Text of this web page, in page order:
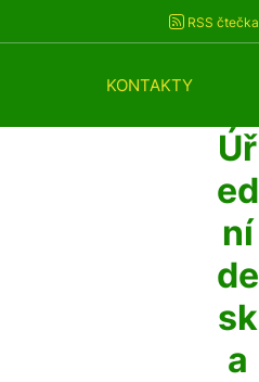
RSS čtečka
KONTAKTY
Úř
ed
ní
de
sk
a